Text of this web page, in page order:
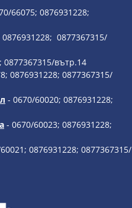
66075; 0876931228;
0877367315/
0877367315/вътр.14
0876931228; 0877367315/
- 0670/60020; 0876931228;
- 0670/60023; 0876931228;
0876931228; 0877367315/